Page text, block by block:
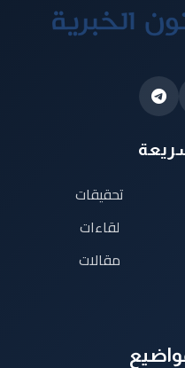
تحقيقات
لقاءات
مقالات